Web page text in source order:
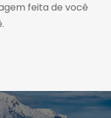
feita de você